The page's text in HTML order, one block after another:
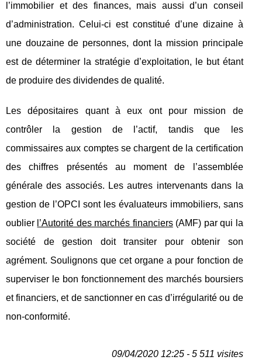
l’immobilier et des finances, mais aussi d’un conseil
d’administration. Celui-ci est constitué d’une dizaine à
une douzaine de personnes, dont la mission principale
est de déterminer la stratégie d’exploitation, le but étant
de produire des dividendes de qualité.
Les dépositaires quant à eux ont pour mission de
contrôler la gestion de l’actif, tandis que les
commissaires aux comptes se chargent de la certification
des chiffres présentés au moment de l’assemblée
générale des associés. Les autres intervenants dans la
gestion de l’OPCI sont les évaluateurs immobiliers, sans
oublier l’Autorité des marchés financiers(AMF) par qui la
société de gestion doit transiter pour obtenir son
agrément. Soulignons que cet organe a pour fonction de
superviser le bon fonctionnement des marchés boursiers
et financiers, et de sanctionner en cas d’irrégularité ou de
non-conformité.
09/04/2020 12:25 - 5 511 visites